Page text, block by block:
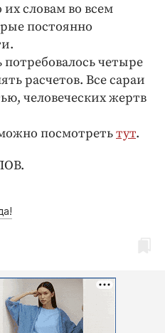
словам во всем
постоянно
четыре
расчетов. Все сараи
человеческих жертв
посмотретьтут.